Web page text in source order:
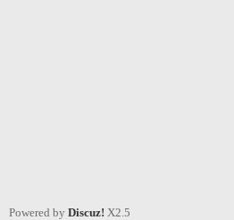
Powered by Discuz! X2.5